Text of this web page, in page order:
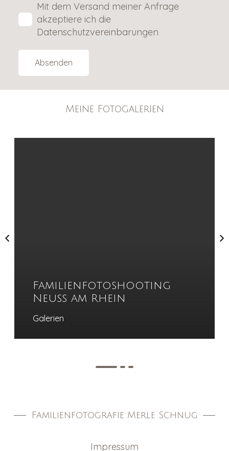
Mit dem Versand meiner Anfrage
akzeptiere ich die
Datenschutzvereinbarungen
Absenden
Meine Fotogalerien
Familienfotoshooting
Neuss am Rhein
Galerien
Familienfotografie Merle Schnug
Impressum